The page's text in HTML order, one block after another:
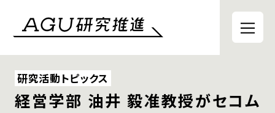
研究活動トピックス
経営学部 油井 毅准教授がセコム